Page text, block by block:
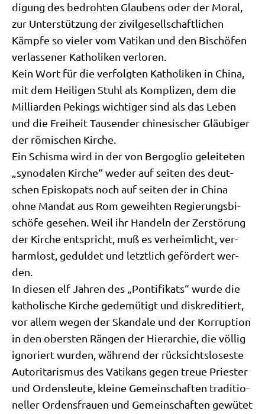
di­gung des bedroh­ten Glau­bens oder der Moral,
zur Unter­stüt­zung der zivil­ge­sell­schaft­li­chen
Kämp­fe so vie­ler vom Vati­kan und den Bischö­fen
ver­las­se­ner Katho­li­ken ver­lo­ren.
Kein Wort für die ver­folg­ten Katho­li­ken in Chi­na,
mit dem Hei­li­gen Stuhl als Kom­pli­zen, dem die
Mil­li­ar­den Pekings wich­ti­ger sind als das Leben
und die Frei­heit Tau­sen­der chi­ne­si­scher Gläu­bi­ger
der römi­schen Kir­che.
Ein Schis­ma wird in der von Berg­o­glio gelei­te­ten
„syn­oda­len Kir­che“ weder auf sei­ten des deut­
schen Epi­sko­pats noch auf sei­ten der in Chi­na
ohne Man­dat aus Rom geweih­ten Regie­rungs­bi­
schö­fe gese­hen. Weil ihr Han­deln der Zer­stö­rung
der Kir­che ent­spricht, muß es ver­heim­licht, ver­
harm­lost, gedul­det und letzt­lich geför­dert wer­
den.
In die­sen elf Jah­ren des „Pon­ti­fi­kats“ wur­de die
katho­li­sche Kir­che gede­mü­tigt und dis­kre­di­tiert,
vor allem wegen der Skan­da­le und der Kor­rup­ti­on
in den ober­sten Rän­gen der Hier­ar­chie, die völ­lig
igno­riert wur­den, wäh­rend der rück­sichts­lo­se­ste
Auto­ri­ta­ris­mus des Vati­kans gegen treue Prie­ster
und Ordens­leu­te, klei­ne Gemein­schaf­ten tra­di­tio­
nel­ler Ordens­frau­en und Gemein­schaf­ten gewü­tet